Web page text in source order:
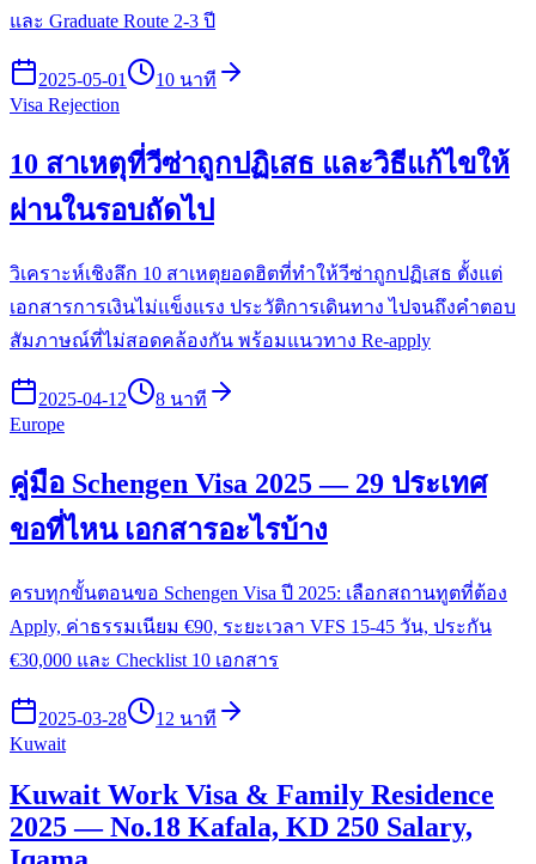
และ Graduate Route 2-3 ปี
2025-05-01
10 นาที
Visa Rejection
10 สาเหตุที่วีซ่าถูกปฏิเสธ และวิธีแก้ไขให้
ผ่านในรอบถัดไป
วิเคราะห์เชิงลึก 10 สาเหตุยอดฮิตที่ทำให้วีซ่าถูกปฏิเสธ ตั้งแต่
เอกสารการเงินไม่แข็งแรง ประวัติการเดินทาง ไปจนถึงคำตอบ
สัมภาษณ์ที่ไม่สอดคล้องกัน พร้อมแนวทาง Re-apply
2025-04-12
8 นาที
Europe
คู่มือ Schengen Visa 2025 — 29 ประเทศ
ขอที่ไหน เอกสารอะไรบ้าง
ครบทุกขั้นตอนขอ Schengen Visa ปี 2025: เลือกสถานทูตที่ต้อง
Apply, ค่าธรรมเนียม €90, ระยะเวลา VFS 15-45 วัน, ประกัน
€30,000 และ Checklist 10 เอกสาร
2025-03-28
12 นาที
Kuwait
Kuwait Work Visa & Family Residence
2025 — No.18 Kafala, KD 250 Salary,